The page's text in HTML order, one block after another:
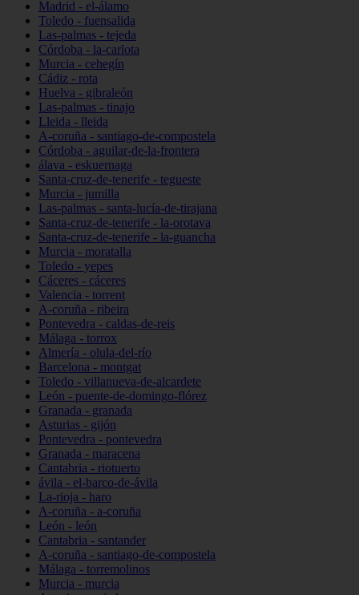
Madrid - el-álamo
Toledo - fuensalida
Las-palmas - tejeda
Córdoba - la-carlota
Murcia - cehegín
Cádiz - rota
Huelva - gibraleón
Las-palmas - tinajo
Lleida - lleida
A-coruña - santiago-de-compostela
Córdoba - aguilar-de-la-frontera
álava - eskuernaga
Santa-cruz-de-tenerife - tegueste
Murcia - jumilla
Las-palmas - santa-lucía-de-tirajana
Santa-cruz-de-tenerife - la-orotava
Santa-cruz-de-tenerife - la-guancha
Murcia - moratalla
Toledo - yepes
Cáceres - cáceres
Valencia - torrent
A-coruña - ribeira
Pontevedra - caldas-de-reis
Málaga - torrox
Almería - olula-del-río
Barcelona - montgat
Toledo - villanueva-de-alcardete
León - puente-de-domingo-flórez
Granada - granada
Asturias - gijón
Pontevedra - pontevedra
Granada - maracena
Cantabria - riotuerto
ávila - el-barco-de-ávila
La-rioja - haro
A-coruña - a-coruña
León - león
Cantabria - santander
A-coruña - santiago-de-compostela
Málaga - torremolinos
Murcia - murcia